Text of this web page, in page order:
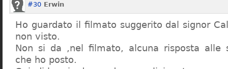
#30 Erwin
Ho guardato il filmato suggerito dal signor
non visto.
Non si da ,nel filmato, alcuna risposta alle
che ho posto.